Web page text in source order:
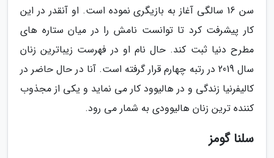
سن 16 سالگی آغاز به بازیگری نموده است. او آنقدر در این
کار پیشرفت کرد تا توانست نامش را در میان ستاره های
مطرح دنیا ثبت کند. حال نام او در فهرست زیباترین زنان
سال 2019 در رتبه چهارم قرار گرفته است. آنا در حال حاضر در
کالیفرنیا زندگی و در هالیوود کار می نماید و یکی از مجذوب
کننده ترین زنان هالیوودی به شمار می رود.
سلنا گومز